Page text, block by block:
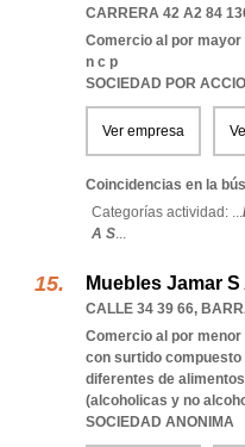
CARRERA 42 A2 84
Comercio al por
n c p
SOCIEDAD POR
Ver empresa
Coincidencias en la
Categorías actividad: ...
A S...
Muebles Jamar S
CALLE 34 39 66,
Comercio al por
con surtido
diferentes de
(alcoholicas y no
SOCIEDAD ANONIMA